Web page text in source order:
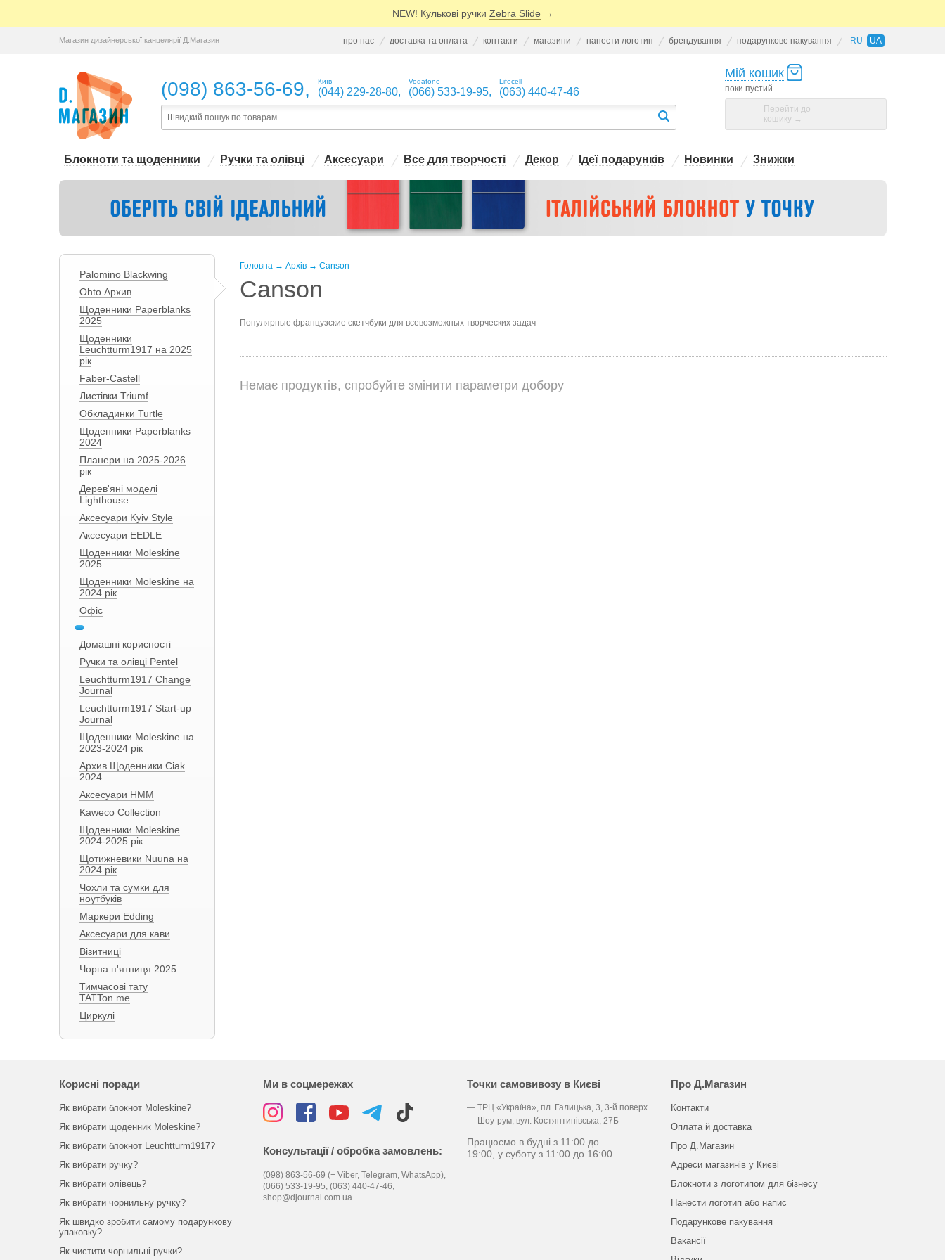
NEW! Кулькові ручки Zebra Slide →
Магазин дизайнерської канцелярії Д.Магазин про нас доставка та оплата контакти магазини нанести логотип брендування подарункове пакування RU UA
(098) 863-56-69, Київ
(044) 229-28-80,
Vodafone
(066) 533-19-95,
Lifecell
(063) 440-47-46
Мій кошик
поки пустий
Перейти до
кошику →
Блокноти та щоденники Ручки та олівці Аксесуари Все для творчості Декор Ідеї подарунків Новинки Знижки
Palomino Blackwing
Ohto Архив
Щоденники Paperblanks
2025
Щоденники
Leuchtturm1917 на 2025
рік
Faber-Castell
Листівки Triumf
Обкладинки Turtle
Щоденники Paperblanks
2024
Планери на 2025-2026
рік
Дерев'яні моделі
Lighthouse
Аксесуари Kyiv Style
Аксесуари EEDLE
Щоденники Moleskine
2025
Щоденники Moleskine на
2024 рік
Офіс
Домашні корисності
Ручки та олівці Pentel
Leuchtturm1917 Change
Journal
Leuchtturm1917 Start-up
Journal
Щоденники Moleskine на
2023-2024 рік
Архив Щоденники Ciak
2024
Аксесуари HMM
Kaweco Collection
Щоденники Moleskine
2024-2025 рік
Щотижневики Nuuna на
2024 рік
Чохли та сумки для
ноутбуків
Маркери Edding
Аксесуари для кави
Візитниці
Чорна п'ятниця 2025
Тимчасові тату
TATTon.me
Циркулі
Головна → Архів → Canson
Canson
Популярные французские скетчбуки для всевозможных творческих задач
Немає продуктів, спробуйте змінити параметри добору
Корисні поради
Як вибрати блокнот Moleskine?
Як вибрати щоденник Moleskine?
Як вибрати блокнот Leuchtturm1917?
Як вибрати ручку?
Як вибрати олівець?
Як вибрати чорнильну ручку?
Як швидко зробити самому подарункову
упаковку?
Як чистити чорнильні ручки?
Ми в соцмережах
Консультації / обробка замовлень:
(098) 863-56-69 (+ Viber, Telegram, WhatsApp),
(066) 533-19-95, (063) 440-47-46,
shop@djournal.com.ua
Точки самовивозу в Києві
— ТРЦ «Україна», пл. Галицька, 3, 3-й поверх
— Шоу-рум, вул. Костянтинівська, 27Б
Працюємо в будні з 11:00 до
19:00, у суботу з 11:00 до 16:00.
Про Д.Магазин
Контакти
Оплата й доставка
Про Д.Магазин
Адреси магазинів у Києві
Блокноти з логотипом для бізнесу
Нанести логотип або напис
Подарункове пакування
Вакансії